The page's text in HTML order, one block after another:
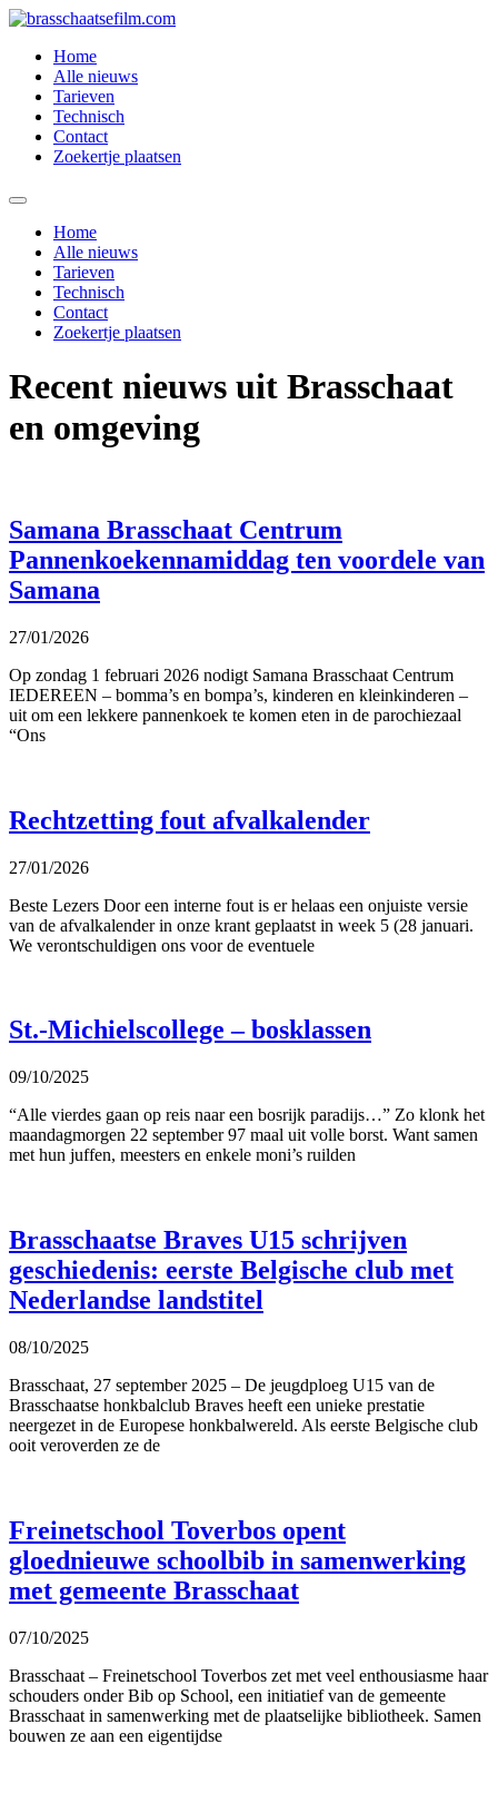
Spring
inhoud
Home
Alle nieuws
Tarieven
Technisch
Contact
Zoekertje plaatsen
Home
Alle nieuws
Tarieven
Technisch
Contact
Zoekertje plaatsen
Recent nieuws uit Brasschaat
en omgeving
Samana Brasschaat Centrum
Pannenkoekennamiddag ten voordele van
Samana
27/01/2026
Op zondag 1 februari 2026 nodigt Samana Brasschaat Centrum
IEDEREEN – bomma’s en bompa’s, kinderen en kleinkinderen –
uit om een lekkere pannenkoek te komen eten in de parochiezaal
“Ons
Rechtzetting fout afvalkalender
27/01/2026
Beste Lezers Door een interne fout is er helaas een onjuiste versie
van de afvalkalender in onze krant geplaatst in week 5 (28 januari.
We verontschuldigen ons voor de eventuele
St.-Michielscollege – bosklassen
09/10/2025
“Alle vierdes gaan op reis naar een bosrijk paradijs…” Zo klonk het
maandagmorgen 22 september 97 maal uit volle borst. Want samen
met hun juffen, meesters en enkele moni’s ruilden
Brasschaatse Braves U15 schrijven
geschiedenis: eerste Belgische club met
Nederlandse landstitel
08/10/2025
Brasschaat, 27 september 2025 – De jeugdploeg U15 van de
Brasschaatse honkbalclub Braves heeft een unieke prestatie
neergezet in de Europese honkbalwereld. Als eerste Belgische club
ooit veroverden ze de
Freinetschool Toverbos opent
gloednieuwe schoolbib in samenwerking
met gemeente Brasschaat
07/10/2025
Brasschaat – Freinetschool Toverbos zet met veel enthousiasme haar
schouders onder Bib op School, een initiatief van de gemeente
Brasschaat in samenwerking met de plaatselijke bibliotheek. Samen
bouwen ze aan een eigentijdse